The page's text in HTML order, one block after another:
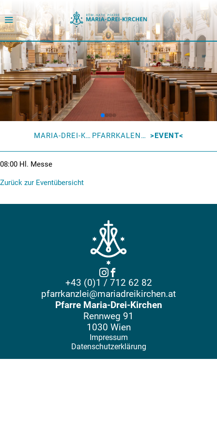
MARIA-DREI-KIRCHEN PFARRKALENDER EVENT
08:00 Hl. Messe
Zurück zur Eventübersicht
+43 (0)1 / 712 62 82
pfarrkanzlei@mariadreikirchen.at
Pfarre Maria-Drei-Kirchen
Rennweg 91
1030 Wien
Impressum
Datenschutzerklärung